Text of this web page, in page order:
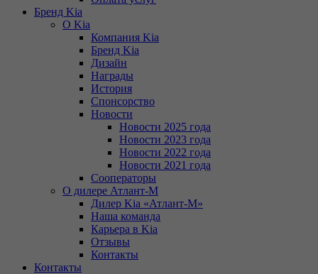
Бренд Kia
О Kia
Компания Kia
Бренд Kia
Дизайн
Награды
История
Спонсорство
Новости
Новости 2025 года
Новости 2023 года
Новости 2022 года
Новости 2021 года
Сооператоры
О дилере Атлант-М
Дилер Kia «Атлант-М»
Наша команда
Карьера в Kia
Отзывы
Контакты
Контакты